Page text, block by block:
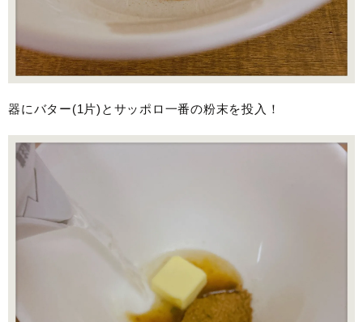
器にバター(1片)とサッポロ一番の粉末を投入！